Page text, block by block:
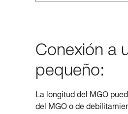
Conexión a
pequeño:
La longitud del MGO
del MGO o de